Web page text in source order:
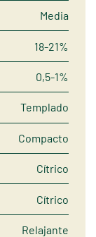
Media
18-21%
0,5-1%
Templado
Compacto
Cítrico
Cítrico
Relajante